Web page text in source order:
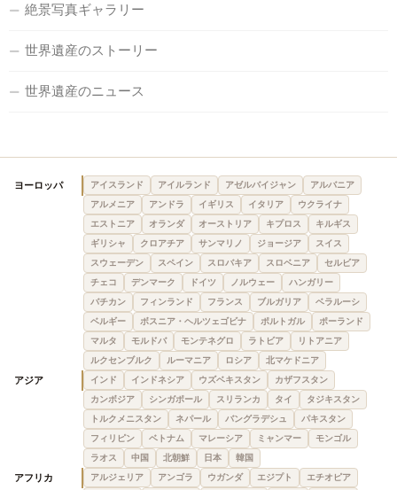
絶景写真ギャラリー
世界遺産のストーリー
世界遺産のニュース
ヨーロッパ アイスランド アイルランド アゼルバイジャン
アルバニア
アルメニア
アンドラ イギリス イタリア
ウクライナ
エストニア
オランダ オーストリア キプロス
キルギス
ギリシャ
クロアチア サンマリノ ジョージア
スイス
スウェーデン
スペイン スロバキア スロベニア
セルビア
チェコ
デンマーク ドイツ ノルウェー
ハンガリー
バチカン
フィンランド フランス ブルガリア
ベラルーシ
ベルギー
ボスニア・ヘルツェゴビナ ポルトガル
ポーランド
マルタ
モルドバ モンテネグロ ラトビア
リトアニア
ルクセンブルク
ルーマニア ロシア 北マケドニア
アジア インド インドネシア ウズベキスタン
カザフスタン
カンボジア
シンガポール スリランカ タイ
タジキスタン
トルクメニスタン
ネパール バングラデシュ
パキスタン
フィリピン
ベトナム マレーシア ミャンマー
モンゴル
ラオス
中国 北朝鮮 日本 韓国
アフリカ アルジェリア アンゴラ ウガンダ エジプト
エチオピア